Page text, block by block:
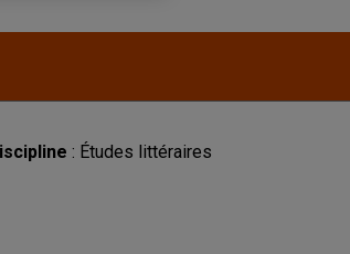
: Études littéraires